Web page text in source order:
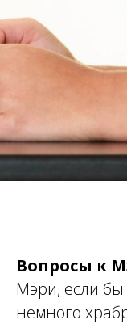
Вопросы к
Мэри, если
немного